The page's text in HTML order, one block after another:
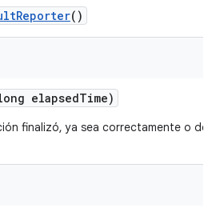
Reporter()
elapsedTime)
finalizó, ya sea correctamente o